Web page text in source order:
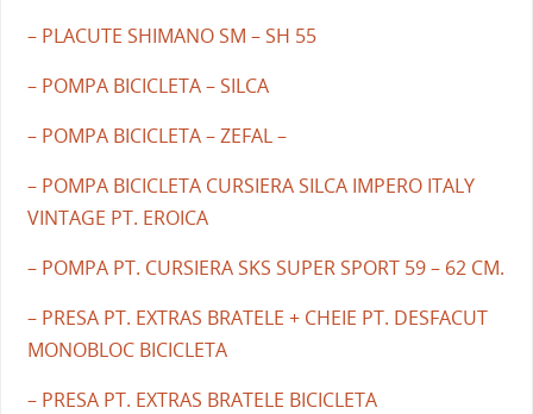
– PLACUTE SHIMANO SM – SH 55
– POMPA BICICLETA – SILCA
– POMPA BICICLETA – ZEFAL –
– POMPA BICICLETA CURSIERA SILCA IMPERO ITALY
VINTAGE PT. EROICA
– POMPA PT. CURSIERA SKS SUPER SPORT 59 – 62 CM.
– PRESA PT. EXTRAS BRATELE + CHEIE PT. DESFACUT
MONOBLOC BICICLETA
– PRESA PT. EXTRAS BRATELE BICICLETA